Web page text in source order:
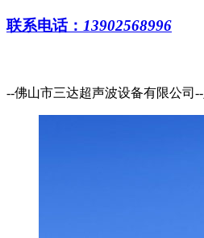
联系电话： 13902568996
--佛山市三达超声波设备有限公司--